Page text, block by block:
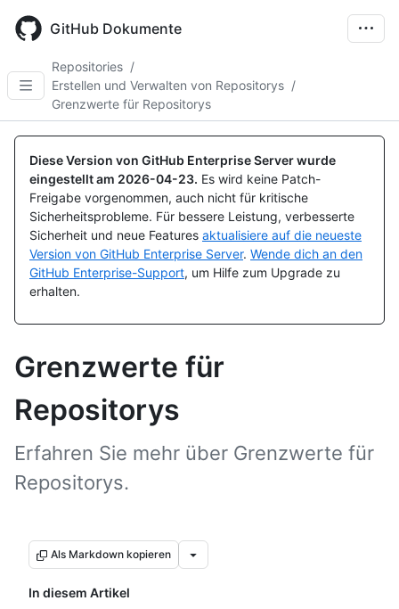
main
GitHub Dokumente
Repositories /
Erstellen und Verwalten von Repositorys /
Grenzwerte für Repositorys
Diese Version von GitHub Enterprise Server wurde
eingestellt am 2026-04-23. Es wird keine Patch-
Freigabe vorgenommen, auch nicht für kritische
Sicherheitsprobleme. Für bessere Leistung, verbesserte
Sicherheit und neue Features aktualisiere auf die neueste
Version von GitHub Enterprise Server. Wende dich an den
GitHub Enterprise-Support, um Hilfe zum Upgrade zu
erhalten.
Grenzwerte für
Repositorys
Erfahren Sie mehr über Grenzwerte für
Repositorys.
Als Markdown kopieren
In diesem Artikel